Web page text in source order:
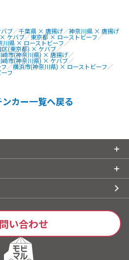
ブ／千葉県 × 唐揚げ／神奈川県 × 唐揚げ
ケバブ／東京都 × ローストビーフ／
川県 × ローストビーフ／
区(東京都) × ケバブ／
崎市(神奈川県) × 唐揚げ／
崎市(神奈川県) × ケバブ／
／横浜市(神奈川県) × ローストビーフ／
フ
カー一覧へ戻る
い合わせ